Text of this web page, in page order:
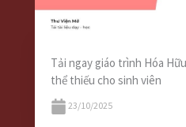
Tải ngay giáo trình Hóa
thể thiếu cho sinh viên
23/10/2025